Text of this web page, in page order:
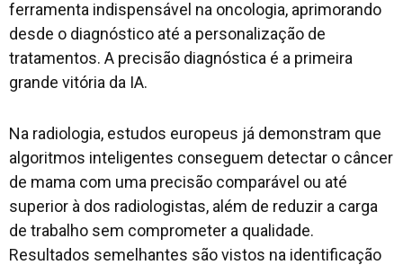
ferramenta indispensável na oncologia, aprimorando
desde o diagnóstico até a personalização de
tratamentos. A precisão diagnóstica é a primeira
grande vitória da IA.
Na radiologia, estudos europeus já demonstram que
algoritmos inteligentes conseguem detectar o câncer
de mama com uma precisão comparável ou até
superior à dos radiologistas, além de reduzir a carga
de trabalho sem comprometer a qualidade.
Resultados semelhantes são vistos na identificação